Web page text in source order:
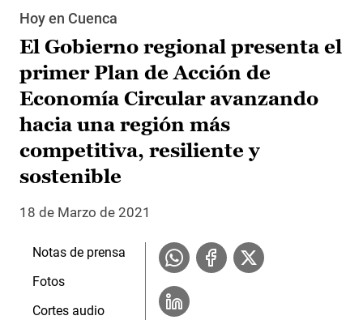
Hoy en Cuenca
El Gobierno regional presenta el
primer Plan de Acción de
Economía Circular avanzando
hacia una región más
competitiva, resiliente y
sostenible
18 de Marzo de 2021
Notas de prensa
Fotos
Cortes audio